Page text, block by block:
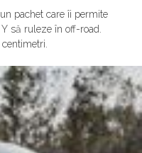
pachet care îi permite
să ruleze în off-road.